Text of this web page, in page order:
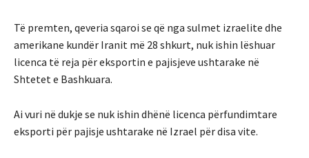
Të premten, qeveria sqaroi se që nga sulmet izraelite dhe
amerikane kundër Iranit më 28 shkurt, nuk ishin lëshuar
licenca të reja për eksportin e pajisjeve ushtarake në
Shtetet e Bashkuara.
Ai vuri në dukje se nuk ishin dhënë licenca përfundimtare
eksporti për pajisje ushtarake në Izrael për disa vite.